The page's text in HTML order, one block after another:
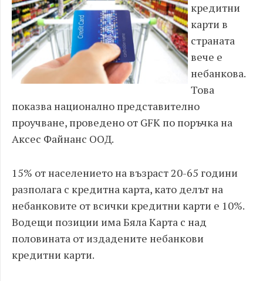
кредитни
карти в
страната
вече е
небанкова.
Това
показва национално представително
проучване, проведено от GFK по поръчка на
Аксес Файнанс ООД.
15% от населението на възраст 20-65 години
разполага с кредитна карта, като делът на
небанковите от всички кредитни карти е 10%.
Водещи позиции има Бяла Карта с над
половината от издадените небанкови
кредитни карти.